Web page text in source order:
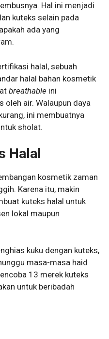
Hal ini menjadi
kuteks selain pada
ada yang
halal, sebuah
halal bahan kosmetik
breathable ini
oleh air. Walaupun daya
ini membuatnya
sholat.
Halal
kosmetik zaman
Karena itu, makin
kuteks halal untuk
lokal maupun
kuku dengan kuteks,
masa-masa haid
13 merek kuteks
untuk beribadah